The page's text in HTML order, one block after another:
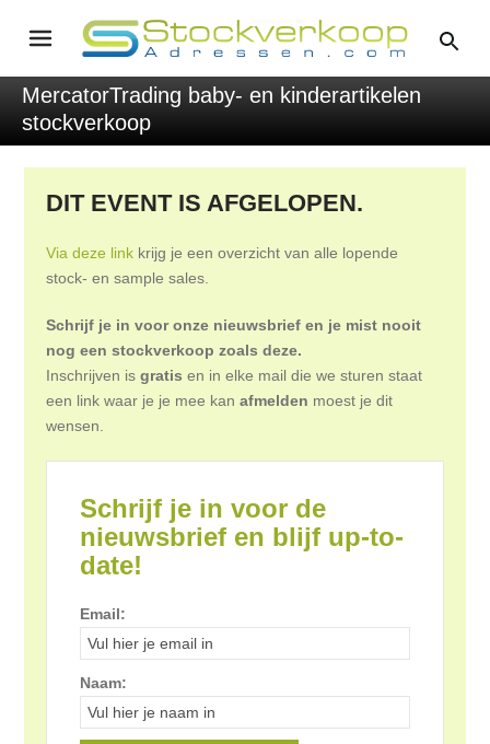
MercatorTrading baby- en kinderartikelen
stockverkoop
DIT EVENT IS AFGELOPEN.
Via deze link krijg je een overzicht van alle lopende
stock- en sample sales.
Schrijf je in voor onze nieuwsbrief en je mist nooit
nog een stockverkoop zoals deze.
Inschrijven isgratis en in elke mail die we sturen staat
een link waar je je mee kanafmelden moest je dit
wensen.
Schrijf je in voor de
nieuwsbrief en blijf up-to-
date!
Email:
Naam: